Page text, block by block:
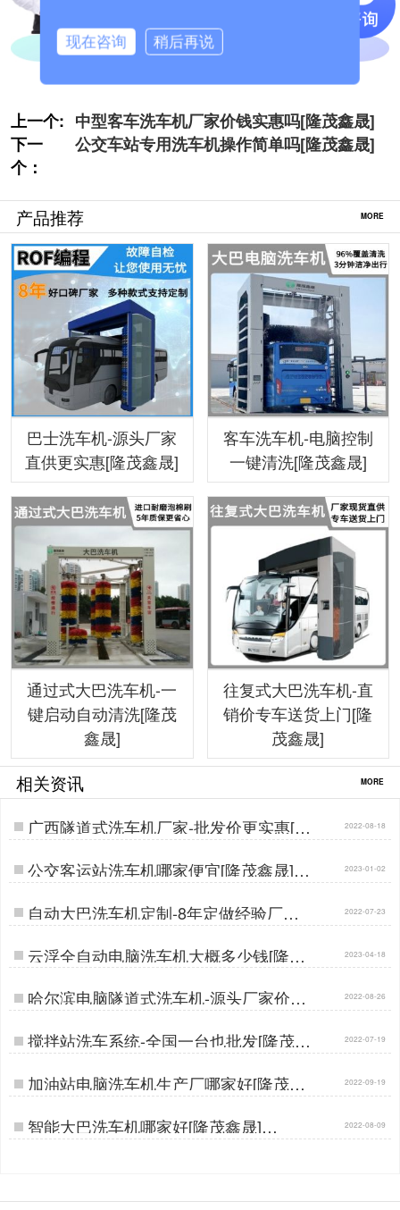
上一个: 中型客车洗车机厂家价钱实惠吗[隆茂鑫晟]
下一
个：
公交车站专用洗车机操作简单吗[隆茂鑫晟]
产品推荐 MORE
巴士洗车机-源头厂家
直供更实惠[隆茂鑫晟]
客车洗车机-电脑控制
一键清洗[隆茂鑫晟]
通过式大巴洗车机-一
键启动自动清洗[隆茂
鑫晟]
往复式大巴洗车机-直
销价专车送货上门[隆
茂鑫晟]
相关资讯 MORE
广西隧道式洗车机厂家-批发价更实惠[隆
茂鑫晟]…
2022-08-18
公交客运站洗车机哪家便宜[隆茂鑫晟]… 2023-01-02
自动大巴洗车机定制-8年定做经验厂家
[隆茂鑫晟]…
2022-07-23
云浮全自动电脑洗车机大概多少钱[隆茂
鑫晟]…
2023-04-18
哈尔滨电脑隧道式洗车机-源头厂家价钱
实惠[隆茂鑫晟]…
2022-08-26
搅拌站洗车系统-全国一台也批发[隆茂鑫
晟]…
2022-07-19
加油站电脑洗车机生产厂哪家好[隆茂鑫
晟]…
2022-09-19
智能大巴洗车机哪家好[隆茂鑫晟]… 2022-08-09
现在咨询 稍后再说